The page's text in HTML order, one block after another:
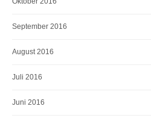
September 2016
August 2016
Juli 2016
Juni 2016